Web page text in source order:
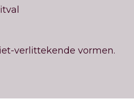
verlittekende vormen.